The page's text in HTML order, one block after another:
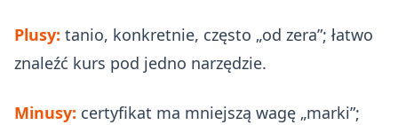
Plusy: tanio, konkretnie, często „od zera”; łatwo
znaleźć kurs pod jedno narzędzie.
Minusy: certyfikat ma mniejszą wagę „marki”;